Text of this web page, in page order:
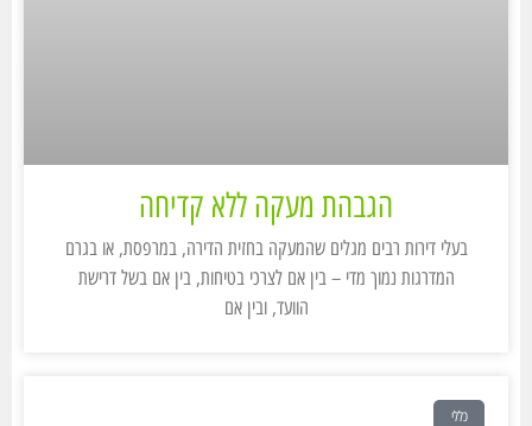
הגבהת מעקה ללא קדיחה
בעלי דירות רבים מגלים שהמעקה בחזית הדירה, במרפסת, או בגרם
המדרגות נמוך מדי – בין אם לצרכי בטיחות, בין אם בשל דרישת
הוועד, ובין אם
כללי